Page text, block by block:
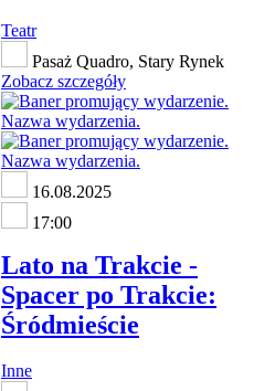
Teatr
Pasaż Quadro, Stary Rynek
Zobacz szczegóły
16.08.2025
17:00
Lato na Trakcie -
Spacer po Trakcie:
Śródmieście
Inne